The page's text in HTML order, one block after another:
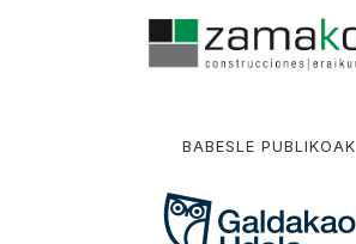
BABESLE PUBLIKOAK